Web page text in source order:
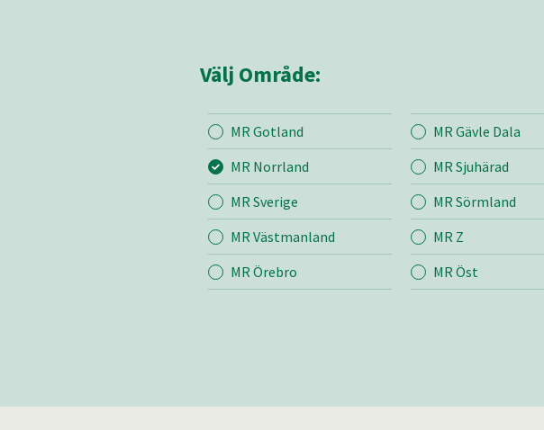
Mina sidor MR Norrland
Bli medlem
Lediga jobb
Välj Område:
MR Gotland MR Gävle Dala
MR Norrland
MR Sjuhärad
MR Sverige
MR Sörmland
MR Västmanland
MR Z
MR Örebro
MR Öst